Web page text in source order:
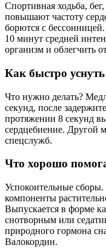
Спортивная ходьба,
повышают частоту
борются с
10 минут средней
организм и облегчить
Как быстро
Что нужно делать?
секунд, после
протяжении 8 секунд
сердцебиение. Другой
спецслужб.
Что хорошо
Успокоительные сборы.
компоненты
Выпускается в форме
снотворным или
природного гормона
Валокордин.